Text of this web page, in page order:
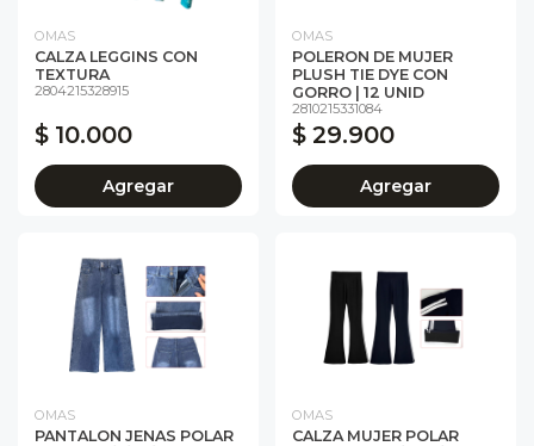
OMAS
CALZA LEGGINS CON
TEXTURA
2804215328915
$ 10.000
Agregar
OMAS
POLERON DE MUJER
PLUSH TIE DYE CON
GORRO | 12 UNID
2810215331084
$ 29.900
Agregar
OMAS
PANTALON JENAS POLAR
OMAS
CALZA MUJER POLAR